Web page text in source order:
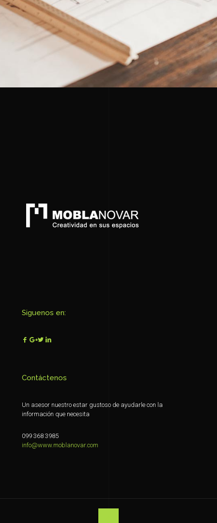
Siguenos en:
Contáctenos
Un asesor nuestro estar gustoso de ayudarle con la
información que necesita
099 368 3985
info@www.moblanovar.com